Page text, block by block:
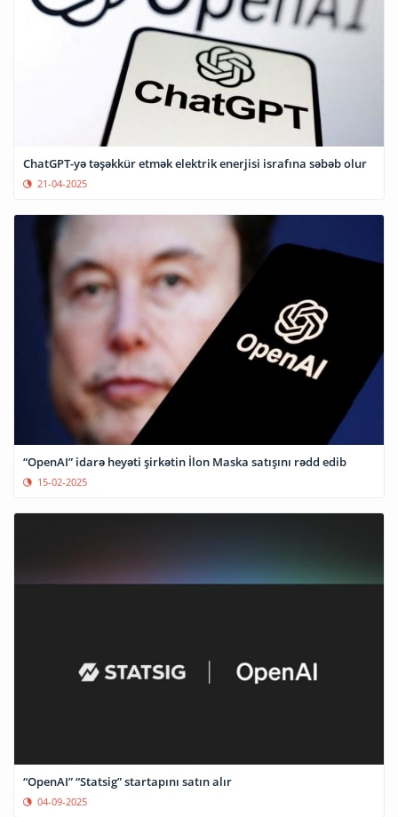
ChatGPT-yə təşəkkür etmək elektrik enerjisi israfına səbəb olur
21-04-2025
“OpenAI” idarə heyəti şirkətin İlon Maska satışını rədd edib
15-02-2025
“OpenAI” “Statsig” startapını satın alır
04-09-2025